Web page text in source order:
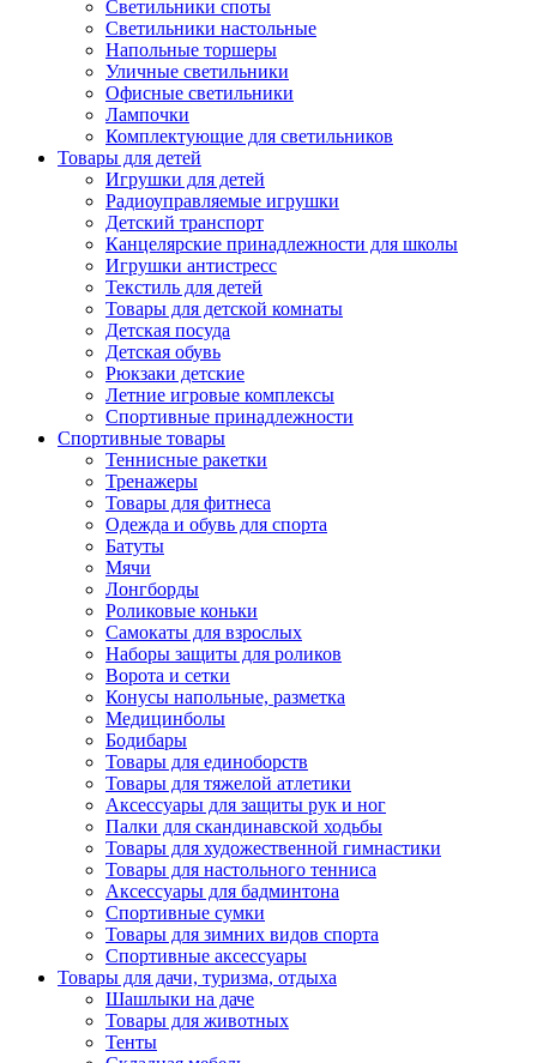
Светильники споты
Светильники настольные
Напольные торшеры
Уличные светильники
Офисные светильники
Лампочки
Комплектующие для светильников
Товары для детей
Игрушки для детей
Радиоуправляемые игрушки
Детский транспорт
Канцелярские принадлежности для школы
Игрушки антистресс
Текстиль для детей
Товары для детской комнаты
Детская посуда
Детская обувь
Рюкзаки детские
Летние игровые комплексы
Спортивные принадлежности
Спортивные товары
Теннисные ракетки
Тренажеры
Товары для фитнеса
Одежда и обувь для спорта
Батуты
Мячи
Лонгборды
Роликовые коньки
Самокаты для взрослых
Наборы защиты для роликов
Ворота и сетки
Конусы напольные, разметка
Медицинболы
Бодибары
Товары для единоборств
Товары для тяжелой атлетики
Аксессуары для защиты рук и ног
Палки для скандинавской ходьбы
Товары для художественной гимнастики
Товары для настольного тенниса
Аксессуары для бадминтона
Спортивные сумки
Товары для зимних видов спорта
Спортивные аксессуары
Товары для дачи, туризма, отдыха
Шашлыки на даче
Товары для животных
Тенты